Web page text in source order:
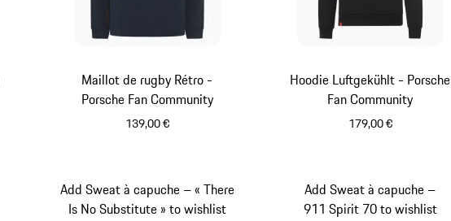
Maillot de rugby Rétro -
Porsche Fan Community
139,00 €
Hoodie Luftgekühlt - Porsche
Fan Community
179,00 €
Add Sweat à capuche – « There
Is No Substitute » to wishlist
Add Sweat à capuche –
911 Spirit 70 to wishlist